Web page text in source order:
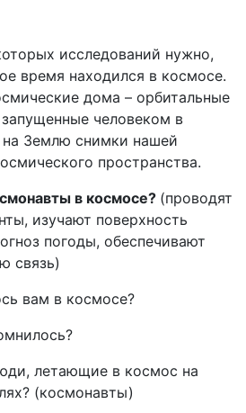
исследований нужно,
время находился в космосе.
дома – орбитальные
человеком в
Землю снимки нашей
пространства.
в космосе? (проводят
изучают поверхность
погоды, обеспечивают
связь)
вам в космосе?
летающие в космос на
(космонавты)